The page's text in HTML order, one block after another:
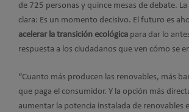
de 725 personas y quince mesas de debate.
clara: Es un momento decisivo. El futuro es
acelerar la transición ecológica para dar lo
respuesta a los ciudadanos que ven cómo se
“Cuanto más producen las renovables, más
que paga el consumidor. Y la opción más
aumentar la potencia instalada de renovables